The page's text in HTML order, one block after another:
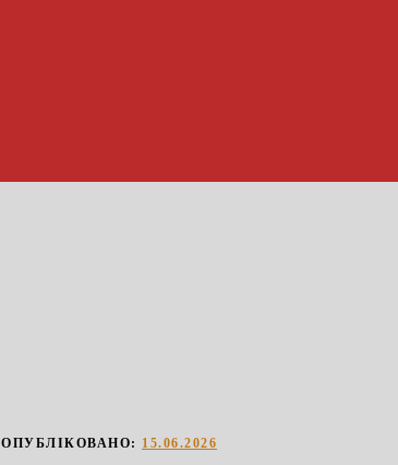
ОПУБЛІКОВАНО: 15.06.2026